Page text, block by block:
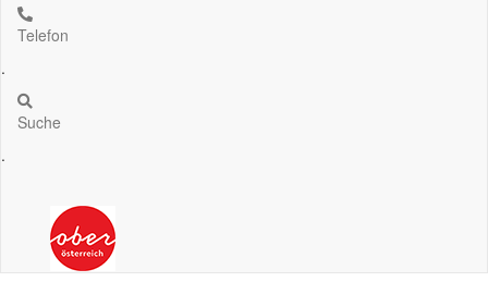
Telefon
.
Suche
.